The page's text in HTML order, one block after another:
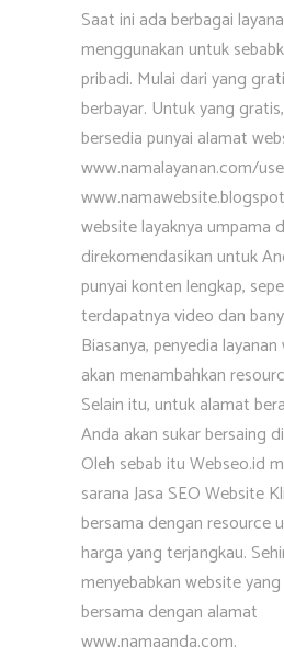
Saat ini ada berbagai
menggunakan untuk
pribadi. Mulai dari yang
berbayar. Untuk yang
bersedia punyai alamat
www.namalayanan.com/
website layaknya umpama
direkomendasikan untuk
punyai konten lengkap,
terdapatnya video dan
Biasanya, penyedia
akan menambahkan
Selain itu, untuk alamat
Anda akan sukar bersaing
Oleh sebab itu Webseo.id
sarana Jasa SEO Website
bersama dengan resource
harga yang terjangkau.
menyebabkan website
bersama dengan alamat
www.namaanda.com.